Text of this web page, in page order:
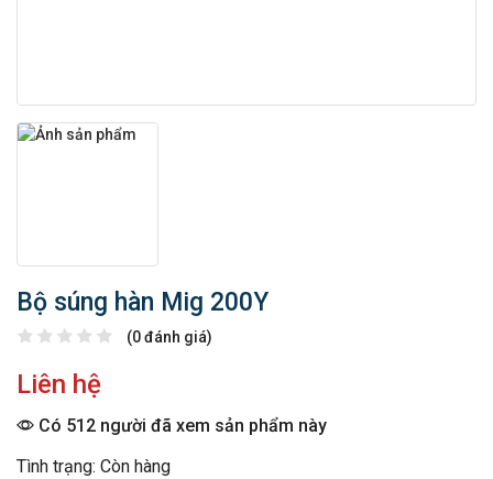
Bộ súng hàn Mig 200Y
(0 đánh giá)
Liên hệ
Có 512 người đã xem sản phẩm này
Tình trạng: Còn hàng